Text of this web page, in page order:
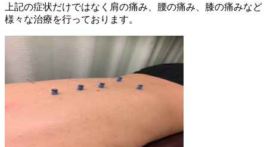
上記の症状だけではなく肩の痛み、腰の痛み、膝の痛みなど
様々な治療を行っております。